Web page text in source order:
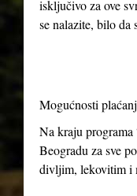
isključivo za ove
se nalazite, bilo
Mogućnosti
Na kraju
Beogradu za sve
divljim, lekovitim i